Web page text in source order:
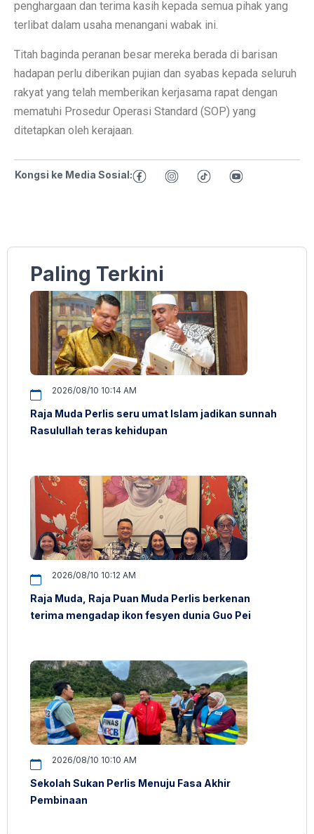
penghargaan dan terima kasih kepada semua pihak yang
terlibat dalam usaha menangani wabak ini.
Titah baginda peranan besar mereka berada di barisan
hadapan perlu diberikan pujian dan syabas kepada seluruh
rakyat yang telah memberikan kerjasama rapat dengan
mematuhi Prosedur Operasi Standard (SOP) yang
ditetapkan oleh kerajaan.
Kongsi ke Media Sosial:
Paling Terkini
2026/08/10 10:14 AM
Raja Muda Perlis seru umat Islam jadikan sunnah
Rasulullah teras kehidupan
2026/08/10 10:12 AM
Raja Muda, Raja Puan Muda Perlis berkenan
terima mengadap ikon fesyen dunia Guo Pei
2026/08/10 10:10 AM
Sekolah Sukan Perlis Menuju Fasa Akhir
Pembinaan